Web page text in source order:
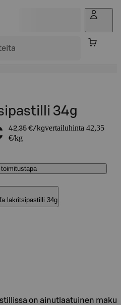
34g
42,35 €/kgvertailuhinta 42,35
€/kg
lakritsipastilli 34g
on ainutlaatuinen maku